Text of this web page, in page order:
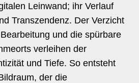
Leinwand; ihr Verlauf
Transzendenz. Der Verzicht
und die spürbare
verleihen der
und Tiefe. So entsteht
der die